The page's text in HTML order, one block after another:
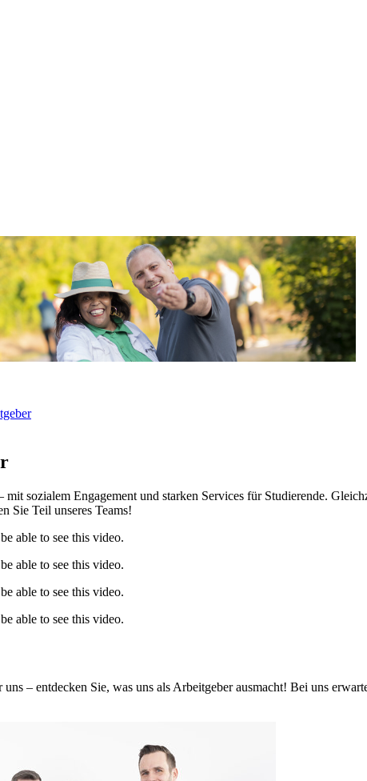
sozialem Engagement und starken Services für Studierende.
Sie Teil unseres Teams!
able to see this video.
able to see this video.
able to see this video.
able to see this video.
– entdecken Sie, was uns als Arbeitgeber ausmacht! Bei uns